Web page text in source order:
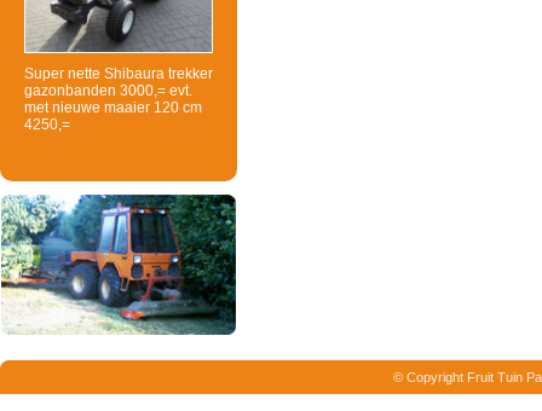
Super nette Shibaura trekker
gazonbanden 3000,= evt.
met nieuwe maaier 120 cm
4250,=
© Copyright Fruit Tuin